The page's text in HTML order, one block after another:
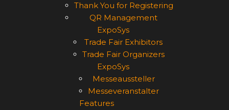
Thank You for Registering
QR Management
ExpoSys
Trade Fair Exhibitors
Trade Fair Organizers
ExpoSys
Messeaussteller
Messeveranstalter
Features